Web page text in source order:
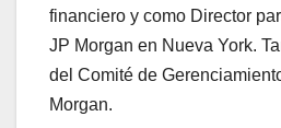
financiero y como Director
JP Morgan en Nueva York.
del Comité de
Morgan.